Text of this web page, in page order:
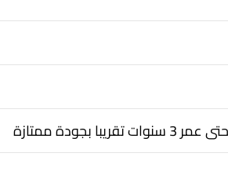
بجودة ممتازة